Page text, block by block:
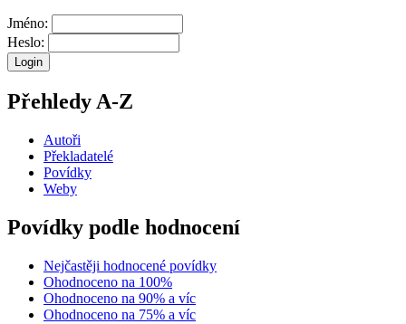
Jméno:
Heslo:
Přehledy A-Z
Autoři
Překladatelé
Povídky
Weby
Povídky podle hodnocení
Nejčastěji hodnocené povídky
Ohodnoceno na 100%
Ohodnoceno na 90% a víc
Ohodnoceno na 75% a víc